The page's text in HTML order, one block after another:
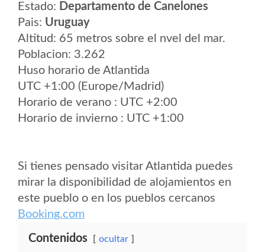
Estado: Departamento de Canelones
Pais: Uruguay
Altitud: 65 metros sobre el nvel del mar.
Poblacion: 3.262
Huso horario de Atlantida
UTC +1:00 (Europe/Madrid)
Horario de verano : UTC +2:00
Horario de invierno : UTC +1:00
Si tienes pensado visitar Atlantida puedes
mirar la disponibilidad de alojamientos en
este pueblo o en los pueblos cercanos
Booking.com
Contenidos ocultar